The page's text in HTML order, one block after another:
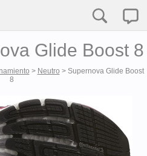
Glide Boost 8
> Neutro > Supernova Glide Boost
8